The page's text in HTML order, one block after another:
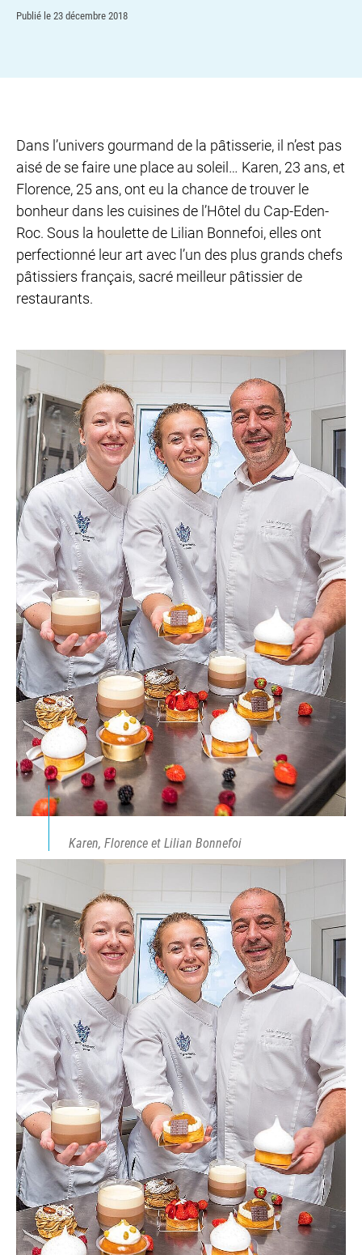
Publié le 23 décembre 2018
Dans l’univers gourmand de la pâtisserie, il n’est pas
aisé de se faire une place au soleil… Karen, 23 ans, et
Florence, 25 ans, ont eu la chance de trouver le
bonheur dans les cuisines de l’Hôtel du Cap-Eden-
Roc. Sous la houlette de Lilian Bonnefoi, elles ont
perfectionné leur art avec l’un des plus grands chefs
pâtissiers français, sacré meilleur pâtissier de
restaurants.
Karen, Florence et Lilian Bonnefoi